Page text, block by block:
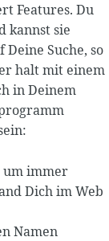
Features. Du
kannst sie
Deine Suche, so
halt mit einem
in Deinem
um immer
Dich im Web
Namen